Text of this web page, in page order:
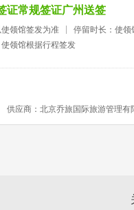
证常规签证广州送签
领馆签发为准
停留时长：使领
领馆根据行程签发
供应商：北京乔旅国际旅游管理有